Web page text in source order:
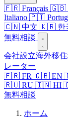
🇫🇷 Français 🇬🇧
Italiano 🇵🇹
🇨🇳 中文 🇰🇷 한
無料相談
会社設立海外移住
レーター
🇫🇷 FR 🇬🇧 EN
🇷🇺 RU 🇮🇳 HI
無料相談
ホーム